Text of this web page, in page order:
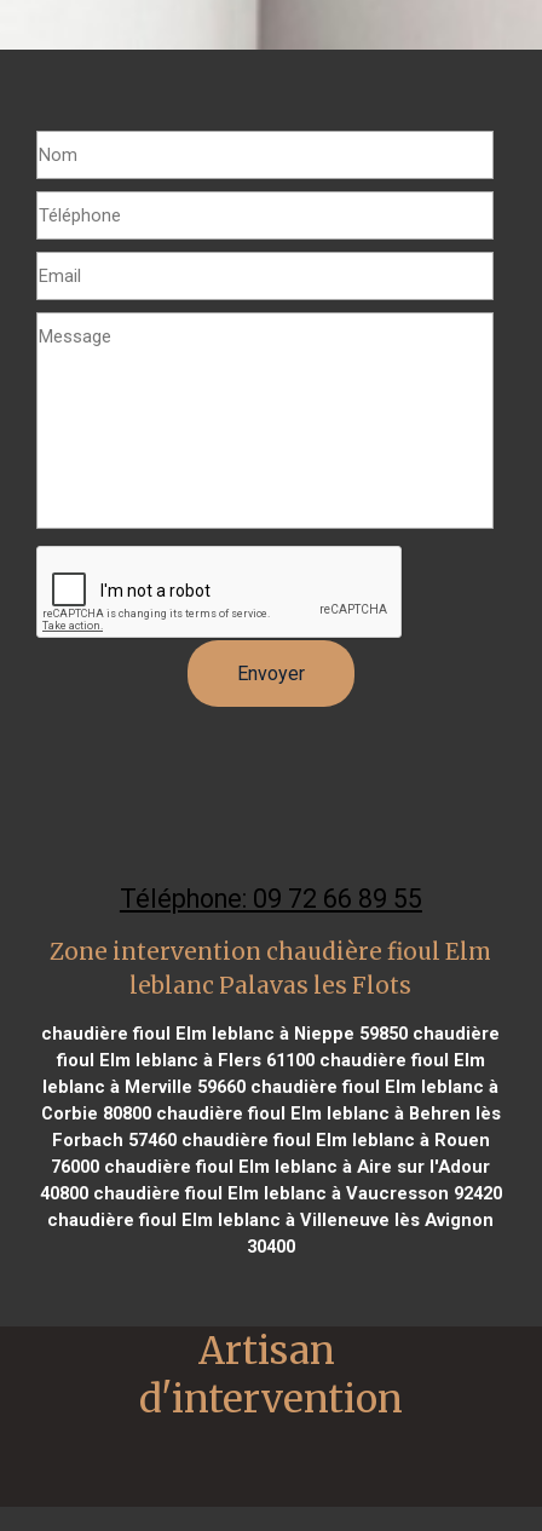
Téléphone: 09 72 66 89 55
Zone intervention chaudière fioul Elm
leblanc Palavas les Flots
chaudière fioul Elm leblanc à Nieppe 59850 chaudière
fioul Elm leblanc à Flers 61100chaudière fioul Elm
leblanc à Merville 59660 chaudière fioul Elm leblanc à
Corbie 80800chaudière fioul Elm leblanc à Behren lès
Forbach 57460chaudière fioul Elm leblanc à Rouen
76000 chaudière fioul Elm leblanc à Aire sur l'Adour
40800chaudière fioul Elm leblanc à Vaucresson 92420
chaudière fioul Elm leblanc à Villeneuve lès Avignon
30400
Artisan
d'intervention